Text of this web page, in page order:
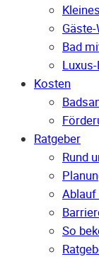
Bad
Kosten
Ratgeber
Rund
Ablauf
So